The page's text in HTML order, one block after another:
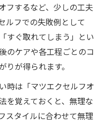
フするなど、少しの工夫
ルフでの失敗例として
すぐ取れてしまう」とい
のケアや各工程ごとのコ
が得られます。
時は「マツエクセルフオ
を覚えておくと、無理な
スタイルに合わせて無理